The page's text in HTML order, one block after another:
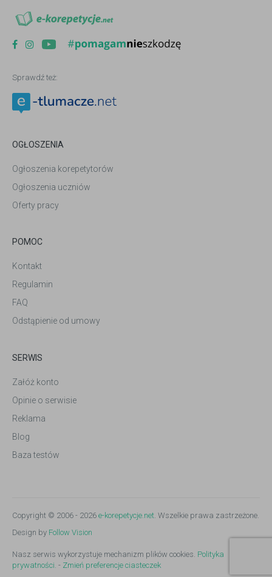
Sprawdź też:
OGŁOSZENIA
Ogłoszenia korepetytorów
Ogłoszenia uczniów
Oferty pracy
POMOC
Kontakt
Regulamin
FAQ
Odstąpienie od umowy
SERWIS
Załóż konto
Opinie o serwisie
Reklama
Blog
Baza testów
Copyright © 2006 - 2026 e-korepetycje.net . Wszelkie prawa zastrzeżone.
Design by Follow Vision
Nasz serwis wykorzystuje mechanizm plików cookies. Polityka
prywatności. - Zmień preferencje ciasteczek